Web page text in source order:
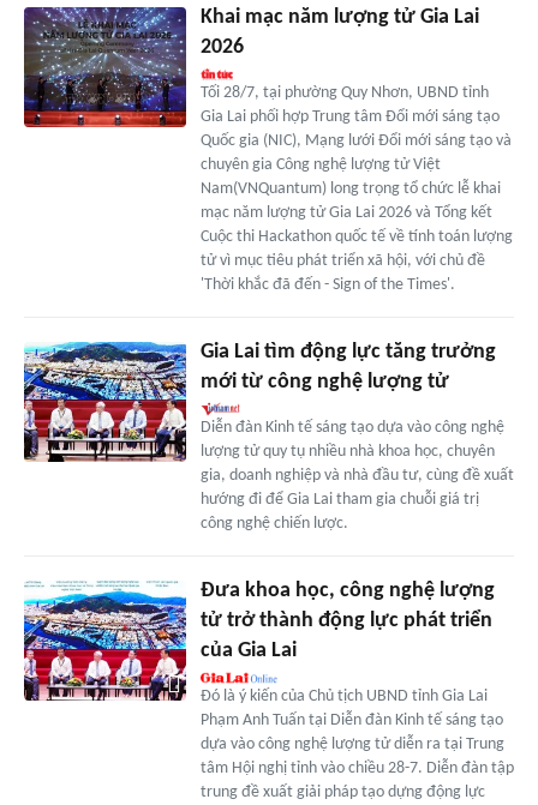
Khai mạc năm lượng tử Gia Lai
2026
Tối 28/7, tại phường Quy Nhơn, UBND tỉnh
Gia Lai phối hợp Trung tâm Đổi mới sáng tạo
Quốc gia (NIC), Mạng lưới Đổi mới sáng tạo và
chuyên gia Công nghệ lượng tử Việt
Nam(VNQuantum) long trọng tổ chức lễ khai
mạc năm lượng tử Gia Lai 2026 và Tổng kết
Cuộc thi Hackathon quốc tế về tính toán lượng
tử vì mục tiêu phát triển xã hội, với chủ đề
'Thời khắc đã đến - Sign of the Times'.
Gia Lai tìm động lực tăng trưởng
mới từ công nghệ lượng tử
Diễn đàn Kinh tế sáng tạo dựa vào công nghệ
lượng tử quy tụ nhiều nhà khoa học, chuyên
gia, doanh nghiệp và nhà đầu tư, cùng đề xuất
hướng đi để Gia Lai tham gia chuỗi giá trị
công nghệ chiến lược.
Đưa khoa học, công nghệ lượng
tử trở thành động lực phát triển
của Gia Lai
Đó là ý kiến của Chủ tịch UBND tỉnh Gia Lai
Phạm Anh Tuấn tại Diễn đàn Kinh tế sáng tạo
dựa vào công nghệ lượng tử diễn ra tại Trung
tâm Hội nghị tỉnh vào chiều 28-7. Diễn đàn tập
trung đề xuất giải pháp tạo dựng động lực